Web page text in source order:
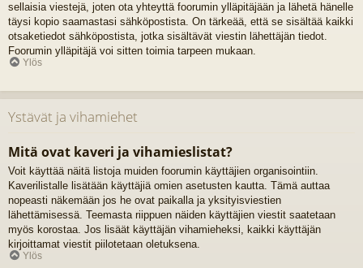
sellaisia viestejä, joten ota yhteyttä foorumin ylläpitäjään ja lähetä hänelle
täysi kopio saamastasi sähköpostista. On tärkeää, että se sisältää kaikki
otsaketiedot sähköpostista, jotka sisältävät viestin lähettäjän tiedot.
Foorumin ylläpitäjä voi sitten toimia tarpeen mukaan.
Ylös
Ystävät ja vihamiehet
Mitä ovat kaveri ja vihamieslistat?
Voit käyttää näitä listoja muiden foorumin käyttäjien organisointiin.
Kaverilistalle lisätään käyttäjiä omien asetusten kautta. Tämä auttaa
nopeasti näkemään jos he ovat paikalla ja yksityisviestien
lähettämisessä. Teemasta riippuen näiden käyttäjien viestit saatetaan
myös korostaa. Jos lisäät käyttäjän vihamieheksi, kaikki käyttäjän
kirjoittamat viestit piilotetaan oletuksena.
Ylös